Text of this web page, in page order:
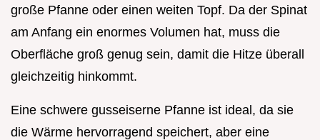
große Pfanne oder einen weiten Topf. Da der Spinat
am Anfang ein enormes Volumen hat, muss die
Oberfläche groß genug sein, damit die Hitze überall
gleichzeitig hinkommt.
Eine schwere gusseiserne Pfanne ist ideal, da sie
die Wärme hervorragend speichert, aber eine